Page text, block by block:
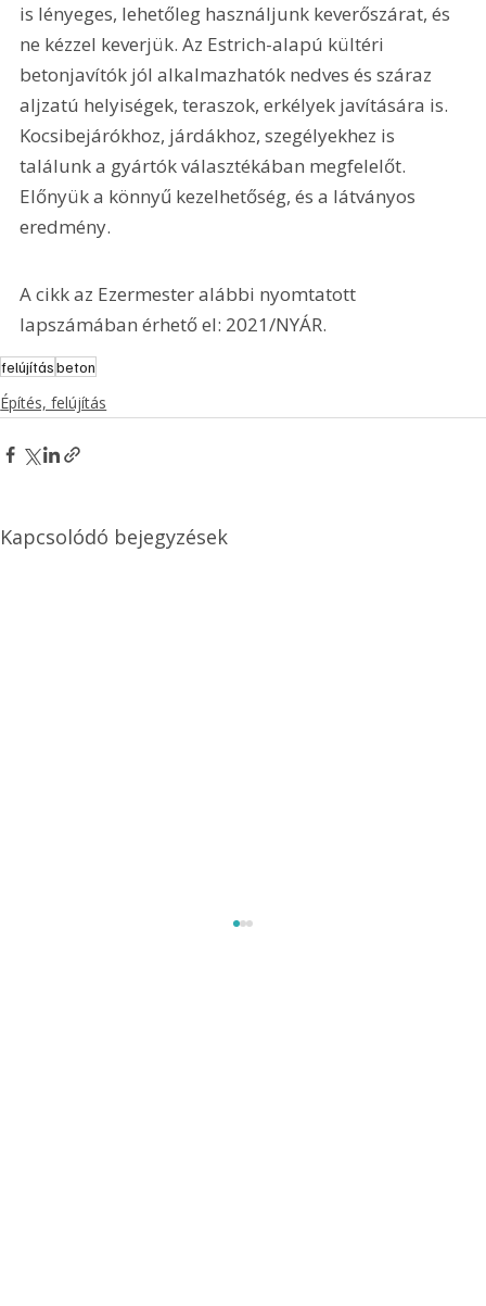
is lényeges, lehetőleg használjunk keverőszárat, és
ne kézzel keverjük. Az Estrich-alapú kültéri
betonjavítók jól alkalmazhatók nedves és száraz
aljzatú helyiségek, teraszok, erkélyek javítására is.
Kocsibejárókhoz, járdákhoz, szegélyekhez is
találunk a gyártók választékában megfelelőt.
Előnyük a könnyű kezelhetőség, és a látványos
eredmény.
A cikk az Ezermester alábbi nyomtatott
lapszámában érhető el: 2021/NYÁR.
felújításbeton
Építés, felújítás
Kapcsolódó bejegyzések